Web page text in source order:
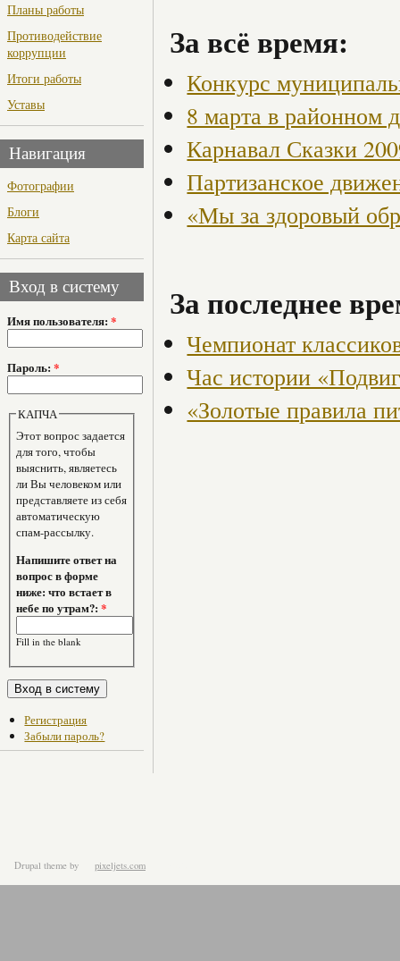
Планы работы
Противодействие
коррупции
Итоги работы
Уставы
Навигация
Фотографии
Блоги
Карта сайта
Вход в систему
Имя пользователя: *
Пароль: *
КАПЧА
Этот вопрос задается
для того, чтобы
выяснить, являетесь
ли Вы человеком или
представляете из себя
автоматическую
спам-рассылку.
Напишите ответ на
вопрос в форме
ниже: что встает в
небе по утрам?:*
Fill in the blank
Регистрация
Забыли пароль?
За всё время:
Конкурс
8 марта в районном
Карнавал Сказки
Партизанское
«Мы за здоровый
За последнее
Чемпионат
Час истории
«Золотые правила
Drupal theme by pixeljets.com